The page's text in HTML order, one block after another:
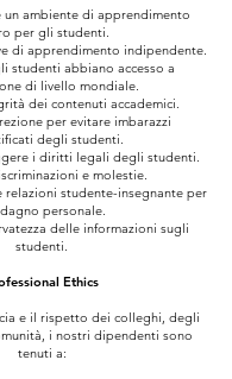
un ambiente di apprendimento
per gli studenti.
di apprendimento indipendente.
studenti abbiano accesso a
di livello mondiale.
dei contenuti accademici.
per evitare imbarazzi
degli studenti.
i diritti legali degli studenti.
e molestie.
relazioni studente-insegnante per
personale.
delle informazioni sugli
studenti.
Ethics
e il rispetto dei colleghi, degli
i nostri dipendenti sono
tenuti a: